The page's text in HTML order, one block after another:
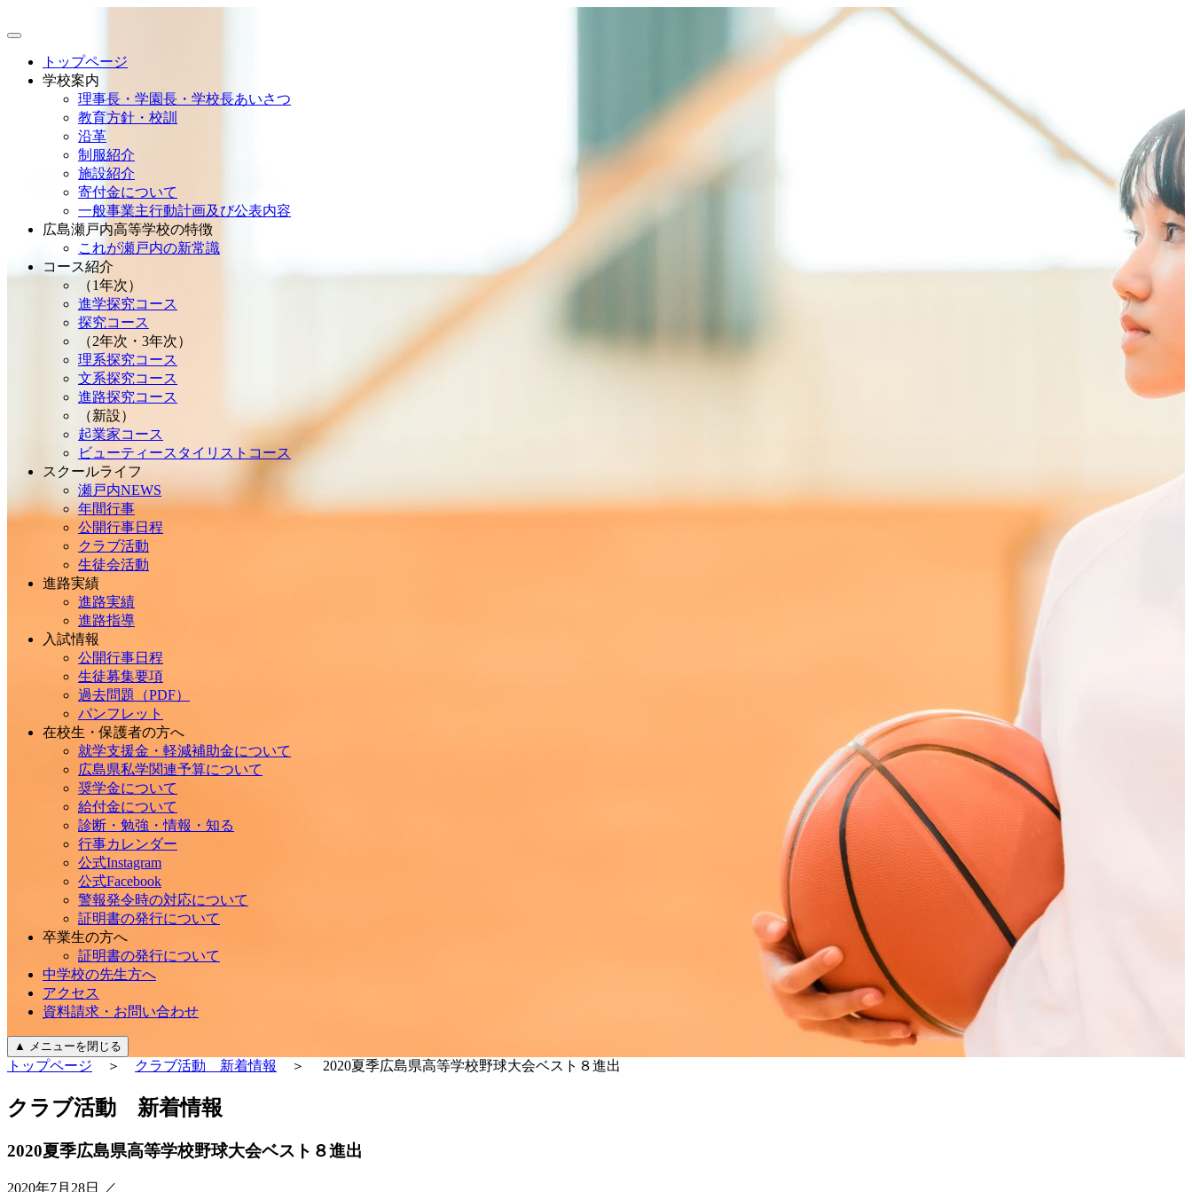
トップページ
学校案内
理事長・学園長・学校長あいさつ
教育方針・校訓
沿革
制服紹介
施設紹介
寄付金について
一般事業主行動計画及び公表内容
広島瀬戸内高等学校の特徴
これが瀬戸内の新常識
コース紹介
（1年次）
進学探究コース
探究コース
（2年次・3年次）
理系探究コース
文系探究コース
進路探究コース
（新設）
起業家コース
ビューティースタイリストコース
スクールライフ
瀬戸内NEWS
年間行事
公開行事日程
クラブ活動
生徒会活動
進路実績
進路実績
進路指導
入試情報
公開行事日程
生徒募集要項
過去問題（PDF）
パンフレット
在校生・保護者の方へ
就学支援金・軽減補助金について
広島県私学関連予算について
奨学金について
給付金について
診断・勉強・情報・知る
行事カレンダー
公式Instagram
公式Facebook
警報発令時の対応について
証明書の発行について
卒業生の方へ
証明書の発行について
中学校の先生方へ
アクセス
資料請求・お問い合わせ
▲ メニューを閉じる
トップページ ＞ クラブ活動 新着情報 ＞ 2020夏季広島県高等学校野球大会ベスト８進出
ク ラ ブ活動 新着情報
2020夏季広島県高等学校野球大会ベスト８進出
2020年7月28日 ／